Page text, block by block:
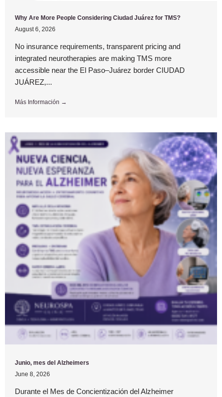
Why Are More People Considering Ciudad Juárez for TMS?
August 6, 2026
No insurance requirements, transparent pricing and
integrated neurotherapies are making TMS more
accessible near the El Paso–Juárez border CIUDAD
JUÁREZ,...
Más Información →
Junio, mes del Alzheimers
June 8, 2026
Durante el Mes de Concientización del Alzheimer